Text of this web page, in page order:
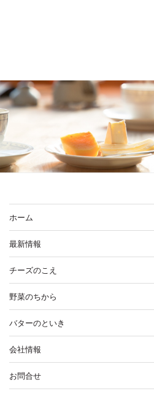
ホーム
最新情報
チーズのこえ
野菜のちから
バターのといき
会社情報
お問合せ